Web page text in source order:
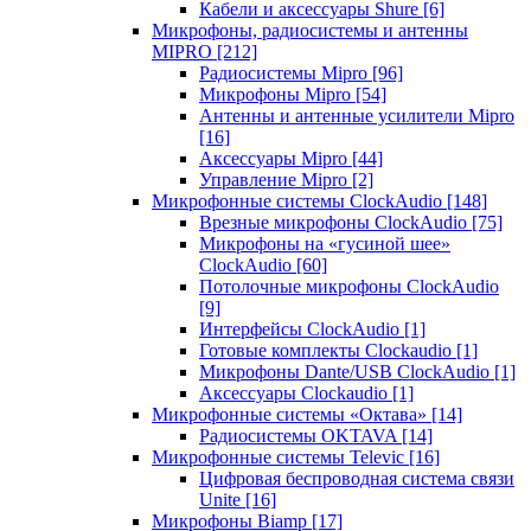
Кабели и аксессуары Shure [6]
Микрофоны, радиосистемы и антенны
MIPRO [212]
Радиосистемы Mipro [96]
Микрофоны Mipro [54]
Антенны и антенные усилители Mipro
[16]
Аксессуары Mipro [44]
Управление Mipro [2]
Микрофонные системы ClockAudio [148]
Врезные микрофоны ClockAudio [75]
Микрофоны на «гусиной шее»
ClockAudio [60]
Потолочные микрофоны ClockAudio
[9]
Интерфейсы ClockAudio [1]
Готовые комплекты Clockaudio [1]
Микрофоны Dante/USB ClockAudio [1]
Аксессуары Clockaudio [1]
Микрофонные системы «Октава» [14]
Радиосистемы OKTAVA [14]
Микрофонные системы Televic [16]
Цифровая беспроводная система связи
Unite [16]
Микрофоны Biamp [17]